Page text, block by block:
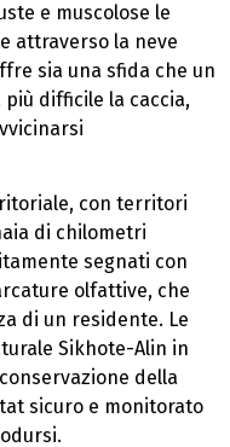
e muscolose le
attraverso la neve
sia una sfida che un
difficile la caccia,
con territori
di chilometri
segnati con
olfattive, che
di un residente. Le
Sikhote-Alin in
della
sicuro e monitorato